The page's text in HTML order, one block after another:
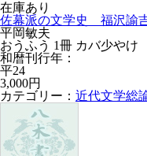
在庫あり
佐幕派の文学史 福沢諭
平岡敏夫
おうふう 1冊 カバ少や
和暦刊行年：
平24
3,000円
カテゴリー： 近代文学総